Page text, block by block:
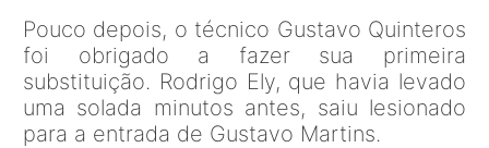
Pouco depois, o técnico Gustavo Quinteros
foi obrigado a fazer sua primeira
substituição. Rodrigo Ely, que havia levado
uma solada minutos antes, saiu lesionado
para a entrada de Gustavo Martins.